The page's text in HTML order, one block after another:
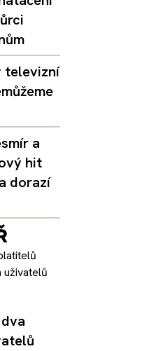
televizní
a
hit
dorazí